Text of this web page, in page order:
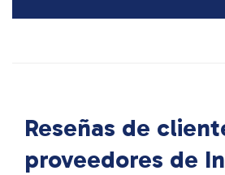
Reseñas de
proveedores de